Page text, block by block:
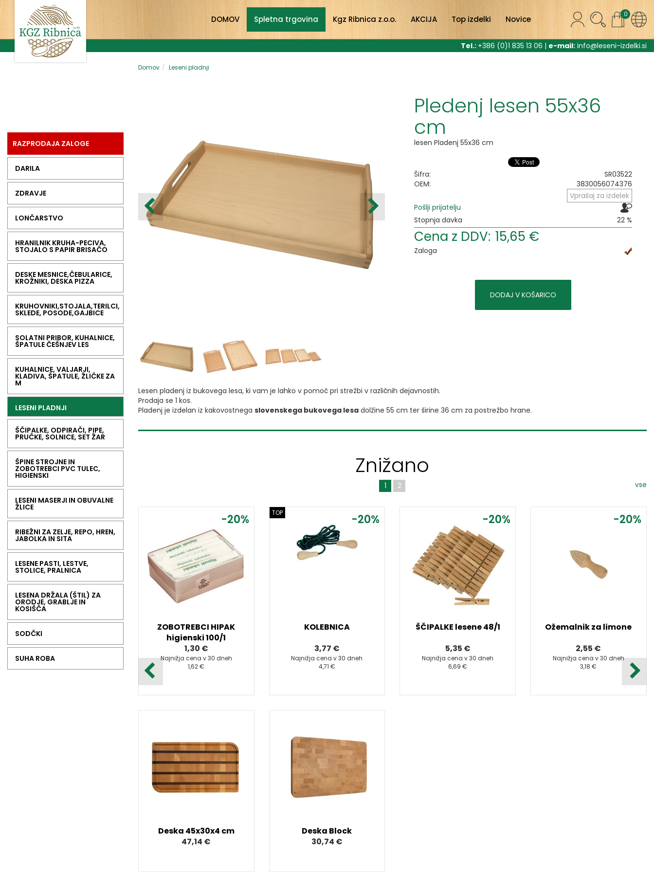
0
DOMOV Spletna trgovina Kgz Ribnica z.o.o. AKCIJA Top izdelki Novice
Tel.: +386 (0)1 835 13 06 | e-mail: info@leseni-izdelki.si
RAZPRODAJA ZALOGE
DARILA
ZDRAVJE
LONČARSTVO
HRANILNIK KRUHA-PECIVA,
STOJALO S PAPIR BRISAČO
DESKE MESNICE,ČEBULARICE,
KROŽNIKI, DESKA PIZZA
KRUHOVNIKI,STOJALA,TERILCI,
SKLEDE, POSODE,GAJBICE
SOLATNI PRIBOR, KUHALNICE,
ŠPATULE ČEŠNJEV LES
KUHALNICE, VALJARJI,
KLADIVA, ŠPATULE, ŽLIČKE ZA
M
LESENI PLADNJI
ŠČIPALKE, ODPIRAČI, PIPE,
PRUČKE, SOLNICE, SET ŽAR
ŠPINE STROJNE IN
ZOBOTREBCI PVC TULEC,
HIGIENSKI
LESENI MASERJI IN OBUVALNE
ŽLICE
RIBEŽNI ZA ZELJE, REPO, HREN,
JABOLKA IN SITA
LESENE PASTI, LESTVE,
STOLICE, PRALNICA
LESENA DRŽALA (ŠTIL) ZA
ORODJE, GRABLJE IN
KOSIŠČA
SODČKI
SUHA ROBA
Domov Leseni pladnji
Pledenj lesen 55x36
cm
lesen Pladenj 55x36 cm
Šifra:
SR03522
OEM:
3830056074376
Vprašaj za izdelek
Pošlji prijatelju
Stopnja davka
22 %
Cena z DDV: 15,65 €
Zaloga
DODAJ V KOŠARICO
Lesen pladenj iz bukovega lesa, ki vam je lahko v pomoč pri strežbi v različnih dejavnostih.
Prodaja se 1 kos.
Pladenj je izdelan iz kakovostnega slovenskega bukovega lesadolžine 55 cm ter širine 36 cm za postrežbo hrane.
Znižano
vse
1 2
-20%
ZOBOTREBCI HIPAK
higienski 100/1
1,30 €
Najnižja cena v 30 dneh
1,62 €
-20%
TOP
KOLEBNICA
3,77 €
Najnižja cena v 30 dneh
4,71 €
-20%
ŠČIPALKE lesene 48/1
5,35 €
Najnižja cena v 30 dneh
6,69 €
-20%
Ožemalnik za limone
2,55 €
Najnižja cena v 30 dneh
3,18 €
Deska 45x30x4 cm
47,14 €
Deska Block
30,74 €